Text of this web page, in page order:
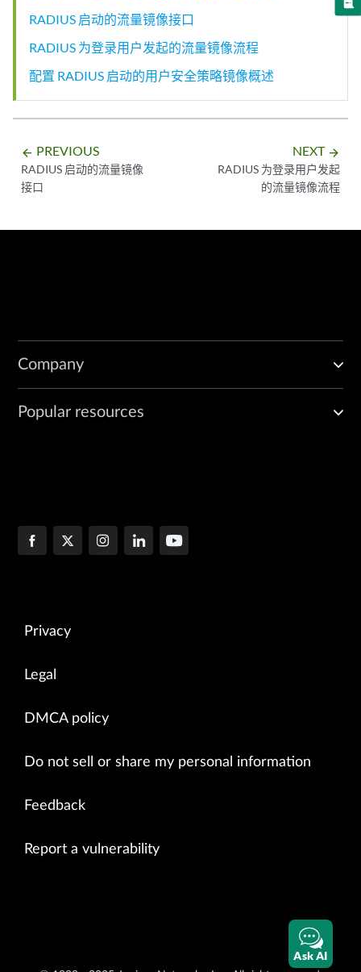
RADIUS 启动的流量镜像接口
RADIUS 为登录用户发起的流量镜像流程
配置 RADIUS 启动的用户安全策略镜像概述
arrow_backward PREVIOUS
RADIUS 启动的流量镜像
接口
NEXT arrow_forward
RADIUS 为登录用户发起
的流量镜像流程
Company
Popular resources
Privacy
Legal
DMCA policy
Do not sell or share my personal information
Feedback
Report a vulnerability
Ask AI